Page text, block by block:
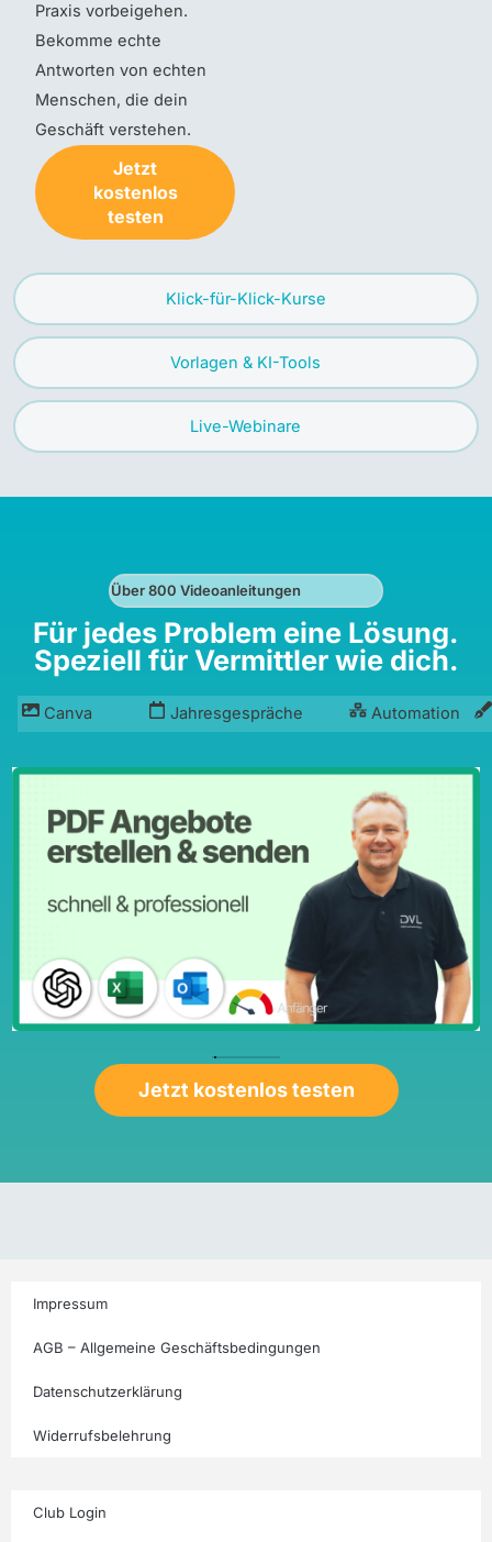
Klick-für-Klick-Kurse
Vorlagen & KI-Tools
Live-Webinare
Praxis vorbeigehen.
Bekomme echte
Antworten von echten
Menschen, die dein
Geschäft verstehen.
Jetzt
kostenlos
testen
Über 800 Videoanleitungen
Für jedes Problem eine Lösung.
Speziell für Vermittler wie dich.
Canva Jahresgespräche Automation
Jetzt kostenlos testen
Impressum
AGB – Allgemeine Geschäftsbedingungen
Datenschutzerklärung
Widerrufsbelehrung
Club Login